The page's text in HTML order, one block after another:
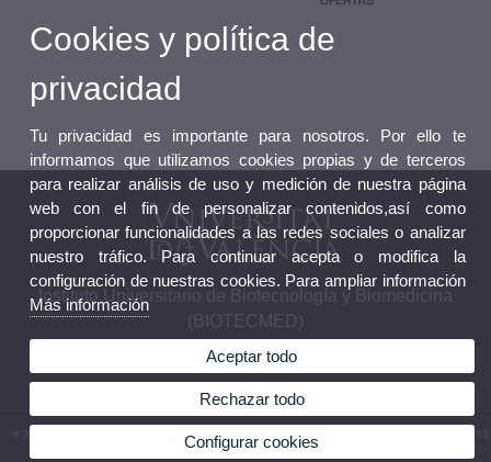
Instituto Universitario de Biotecnología y Biomedicina
(BIOTECMED)
© 2026 UV. - Av. Vicent Andrés Estellés, 19. 46100. Burjassot. Valencia. España. Tel. +34 963
543 460
Cookies y política de
privacidad
Tu privacidad es importante para nosotros. Por ello te
informamos que utilizamos cookies propias y de terceros
para realizar análisis de uso y medición de nuestra página
web con el fin de personalizar contenidos,así como
proporcionar funcionalidades a las redes sociales o analizar
nuestro tráfico. Para continuar acepta o modifica la
configuración de nuestras cookies. Para ampliar información
Más información
Aceptar todo
Rechazar todo
Configurar cookies